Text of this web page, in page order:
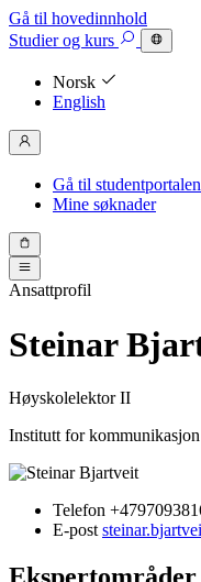
Gå til hovedinnhold
Studierog kurs
Norsk
English
Gå til studentportalen
Mine søknader
Ansattprofil
Steinar
Høyskolelektor II
Institutt for
Telefon
E-post